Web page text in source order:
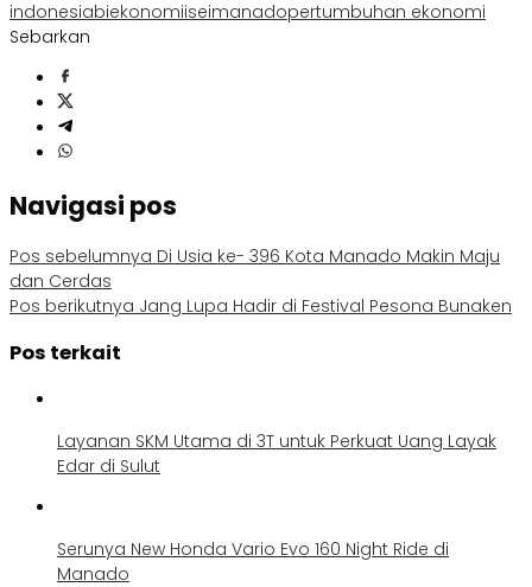
indonesiabiekonomiiseimanadopertumbuhan ekonomi
Sebarkan
Navigasi pos
Pos sebelumnya Di Usia ke- 396 Kota Manado Makin Maju
dan Cerdas
Pos berikutnya Jang Lupa Hadir di Festival Pesona Bunaken
Pos terkait
Layanan SKM Utama di 3T untuk Perkuat Uang Layak
Edar di Sulut
Serunya New Honda Vario Evo 160 Night Ride di
Manado